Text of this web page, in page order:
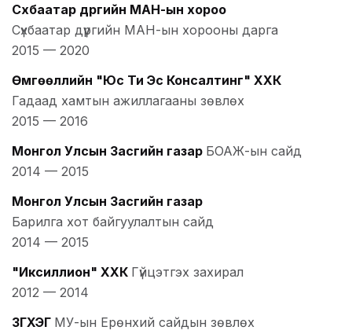
Сүхбаатар дүүргийн МАН-ын хороо
Сүхбаатар дүүргийн МАН-ын хорооны дарга
2015 — 2020
Өмгөөллийн "Юс Ти Эс Консалтинг" ХХК
Гадаад хамтын ажиллагааны зөвлөх
2015 — 2016
Монгол Улсын Засгийн газар БОАЖ-ын сайд
2014 — 2015
Монгол Улсын Засгийн газар
Барилга хот байгуулалтын сайд
2014 — 2015
"Иксиллион" ХХК Гүйцэтгэх захирал
2012 — 2014
ЗГХЭГ МУ-ын Ерөнхий сайдын зөвлөх